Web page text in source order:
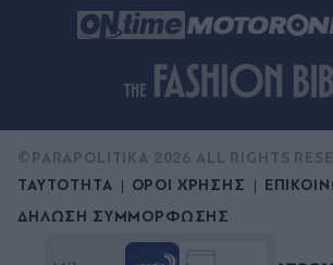
ΤΑΥΤΟΤΗΤΑ ΟΡΟΙ ΧΡΗΣΗΣ
ΔΗΛΩΣΗ ΣΥΜΜΟΡΦΩΣΗΣ
©PARAPOLITIKA 2026 ALL RIGHTS